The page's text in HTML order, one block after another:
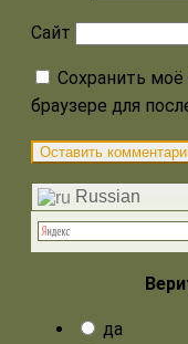
Сайт
Сохранить моё
браузере для
Russian
да